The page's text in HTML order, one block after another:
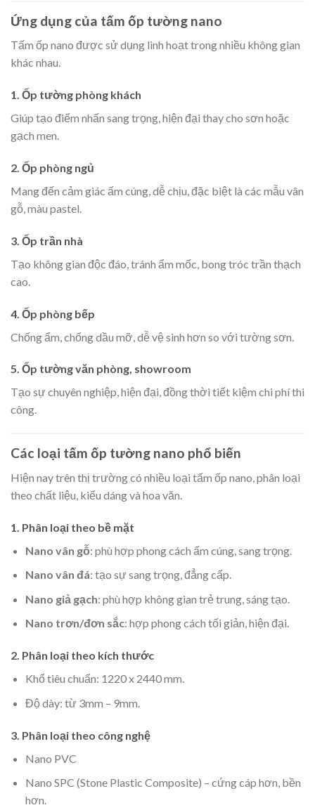
Ứng dụng của tấm ốp tường nano
Tấm ốp nano được sử dụng linh hoạt trong nhiều không gian
khác nhau.
1. Ốp tường phòng khách
Giúp tạo điểm nhấn sang trọng, hiện đại thay cho sơn hoặc
gạch men.
2. Ốp phòng ngủ
Mang đến cảm giác ấm cúng, dễ chịu, đặc biệt là các mẫu vân
gỗ, màu pastel.
3. Ốp trần nhà
Tạo không gian độc đáo, tránh ẩm mốc, bong tróc trần thạch
cao.
4. Ốp phòng bếp
Chống ẩm, chống dầu mỡ, dễ vệ sinh hơn so với tường sơn.
5. Ốp tường văn phòng, showroom
Tạo sự chuyên nghiệp, hiện đại, đồng thời tiết kiệm chi phí thi
công.
Các loại tấm ốp tường nano phổ biến
Hiện nay trên thị trường có nhiều loại tấm ốp nano, phân loại
theo chất liệu, kiểu dáng và hoa văn.
1. Phân loại theo bề mặt
Nano vân gỗ: phù hợp phong cách ấm cúng, sang trọng.
Nano vân đá: tạo sự sang trọng, đẳng cấp.
Nano giả gạch: phù hợp không gian trẻ trung, sáng tạo.
Nano trơn/đơn sắc: hợp phong cách tối giản, hiện đại.
2. Phân loại theo kích thước
Khổ tiêu chuẩn: 1220 x 2440 mm.
Độ dày: từ 3mm – 9mm.
3. Phân loại theo công nghệ
Nano PVC
Nano SPC (Stone Plastic Composite) – cứng cáp hơn, bền
hơn.